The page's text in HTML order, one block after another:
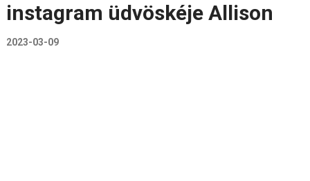
instagram üdvöskéje Allison
2023-03-09